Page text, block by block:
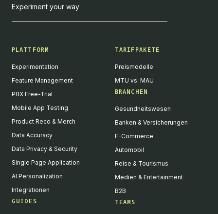
Experiment your way
PLATTFORM
Experimentation
Feature Management
PBX Free-Trial
Mobile App Testing
Product Reco & Merch
Data Accuracy
Data Privacy & Security
Single Page Application
AI Personalization
Integrationen
GUIDES
TARIFPAKETE
Preismodelle
MTU vs. MAU
BRANCHEN
Gesundheitswesen
Banken & Versicherungen
E-Commerce
Automobil
Reise & Tourismus
Medien & Entertainment
B2B
TEAMS